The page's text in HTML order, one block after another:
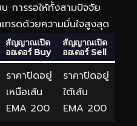
การรอให้ทั้งสามปัจจัย
ทรดด้วยความมั่นใจสูงสุด
สัญญาณเปิด
ออเดอร์ Buy
สัญญาณเปิด
ออเดอร์ Sell
ราคาปิดอยู่
เหนือเส้น
EMA 200
ราคาปิดอยู่
ใต้เส้น
EMA 200